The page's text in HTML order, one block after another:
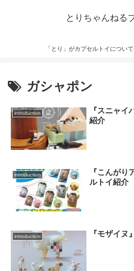
とりちゃんねる
「とり」がカプセルトイについ
ガシャポン
introduction
『スニャイ
紹介
introduction
『こんがり
ルトイ紹介
introduction 『モザイヌ